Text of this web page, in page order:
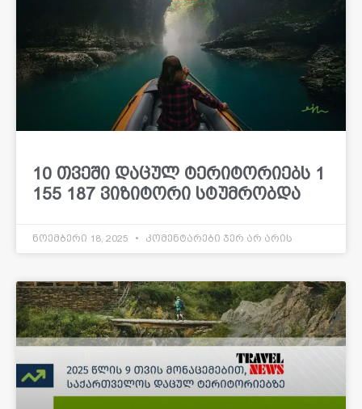
10 თვეში დაცულ ტერიტორიებს 1
155 187 ვიზიტორი სტუმრობდა
ნოემბერი 18, 2025 კომენტარები ჯერ არ არის